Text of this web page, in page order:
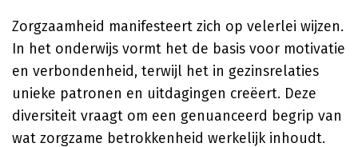
Zorgzaamheid manifesteert zich op velerlei wijzen.
In het onderwijs vormt het de basis voor motivatie
en verbondenheid, terwijl het in gezinsrelaties
unieke patronen en uitdagingen creëert. Deze
diversiteit vraagt om een genuanceerd begrip van
wat zorgzame betrokkenheid werkelijk inhoudt.